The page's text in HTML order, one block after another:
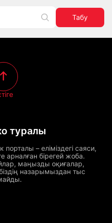
Табу
туралы
– еліміздегі саяси,
арналған бірегей жоба.
маңызды оқиғалар,
назарымыздан тыс